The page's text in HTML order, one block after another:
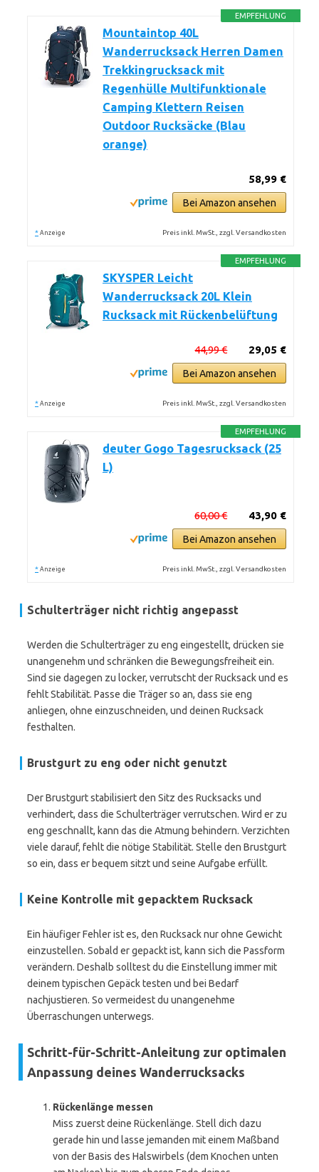
EMPFEHLUNG
Mountaintop 40L
Wanderrucksack Herren Damen
Trekkingrucksack mit
Regenhülle Multifunktionale
Camping Klettern Reisen
Outdoor Rucksäcke (Blau
orange)
58,99 €
Bei Amazon ansehen
* Anzeige Preis inkl. MwSt., zzgl. Versandkosten
EMPFEHLUNG
SKYSPER Leicht
Wanderrucksack 20L Klein
Rucksack mit Rückenbelüftung
29,05 €
44,99 €
Bei Amazon ansehen
* Anzeige Preis inkl. MwSt., zzgl. Versandkosten
EMPFEHLUNG
deuter Gogo Tagesrucksack (25
L)
43,90 €
60,00 €
Bei Amazon ansehen
* Anzeige Preis inkl. MwSt., zzgl. Versandkosten
Schulterträger nicht richtig angepasst
Werden die Schulterträger zu eng eingestellt, drücken sie
unangenehm und schränken die Bewegungsfreiheit ein.
Sind sie dagegen zu locker, verrutscht der Rucksack und es
fehlt Stabilität. Passe die Träger so an, dass sie eng
anliegen, ohne einzuschneiden, und deinen Rucksack
festhalten.
Brustgurt zu eng oder nicht genutzt
Der Brustgurt stabilisiert den Sitz des Rucksacks und
verhindert, dass die Schulterträger verrutschen. Wird er zu
eng geschnallt, kann das die Atmung behindern. Verzichten
viele darauf, fehlt die nötige Stabilität. Stelle den Brustgurt
so ein, dass er bequem sitzt und seine Aufgabe erfüllt.
Keine Kontrolle mit gepacktem Rucksack
Ein häufiger Fehler ist es, den Rucksack nur ohne Gewicht
einzustellen. Sobald er gepackt ist, kann sich die Passform
verändern. Deshalb solltest du die Einstellung immer mit
deinem typischen Gepäck testen und bei Bedarf
nachjustieren. So vermeidest du unangenehme
Überraschungen unterwegs.
Schritt-für-Schritt-Anleitung zur optimalen
Anpassung deines Wanderrucksacks
Rückenlänge messen
Miss zuerst deine Rückenlänge. Stell dich dazu
gerade hin und lasse jemanden mit einem Maßband
von der Basis des Halswirbels (dem Knochen unten